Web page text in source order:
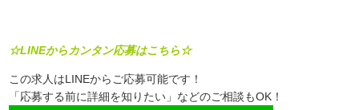
☆LINEからカンタン応募はこちら☆
この求人はLINEからご応募可能です！
「応募する前に詳細を知りたい」などのご相談もOK！